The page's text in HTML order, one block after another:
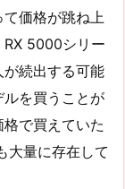
て価格が跳ね上
RX 5000シリー
続出する可能
を買うことが
で買えていた
大量に存在して